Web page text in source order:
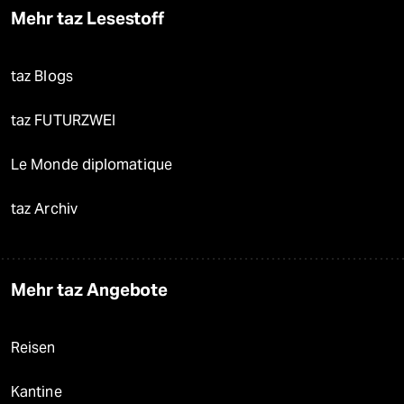
Mehr taz Lesestoff
taz Blogs
taz FUTURZWEI
Le Monde diplomatique
taz Archiv
Mehr taz Angebote
Reisen
Kantine